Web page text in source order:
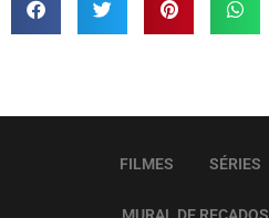
FILMES SÉRIES